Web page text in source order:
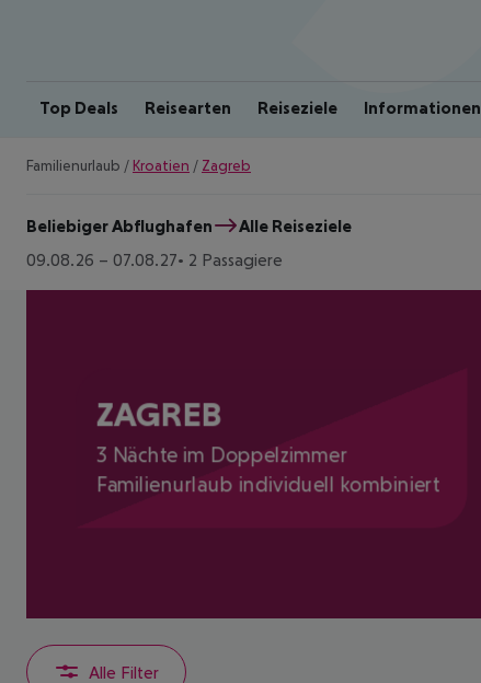
Top Deals Reisearten Reiseziele Informationen
Familienurlaub / Kroatien / Zagreb
Beliebiger Abflughafen
Alle Reiseziele
09.08.26 – 07.08.27 2 Passagiere
ZAGREB
3 Nächte im Doppelzimmer
Familienurlaub individuell kombiniert
Alle Filter